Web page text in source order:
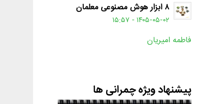
۸ ابزار هوش مصنوعی معلمان
۱۴۰۵-۰۵-۰۲ - ۱۵:۵۷
فاطمه امیریان
پیشنهاد ویژه چمرانی ها